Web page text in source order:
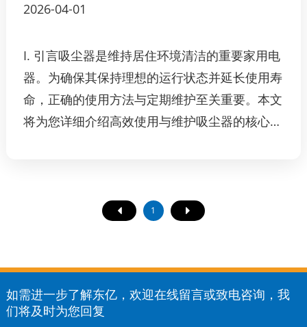
2026-04-01
I. 引言吸尘器是维持居住环境清洁的重要家用电
器。为确保其保持理想的运行状态并延长使用寿
命，正确的使用方法与定期维护至关重要。本文
将为您详细介绍高效使用与维护吸尘器的核心要
避免设备受损，还能提升清洁效果。例如，若地
1
如需进一步了解东亿，欢迎在线留言或致电咨询，我
们将及时为您回复